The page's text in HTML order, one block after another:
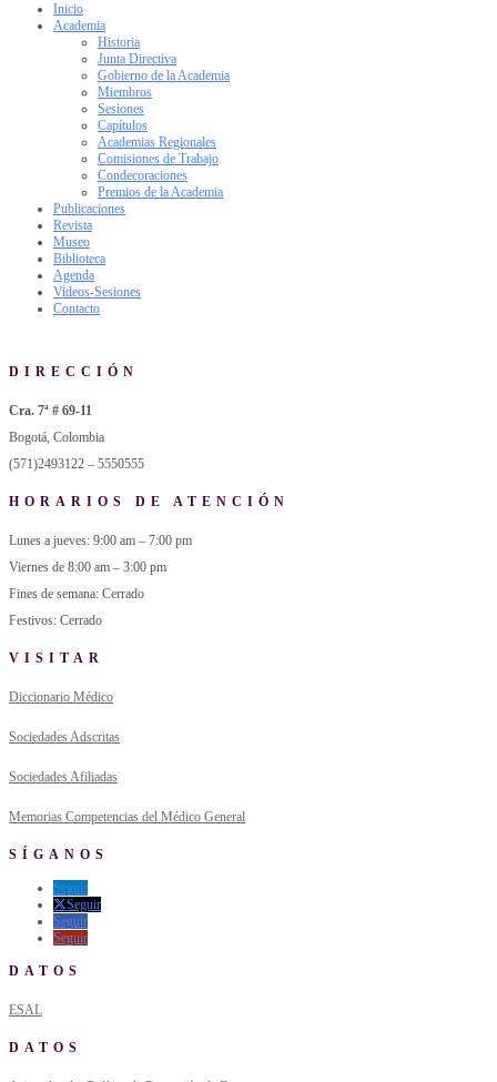
Inicio
Academia
Historia
Junta Directiva
Gobierno de la Academia
Miembros
Sesiones
Capítulos
Academias Regionales
Comisiones de Trabajo
Condecoraciones
Premios de la Academia
Publicaciones
Revista
Museo
Biblioteca
Agenda
Videos-Sesiones
Contacto
DIRECCIÓN
Cra. 7ª # 69-11
Bogotá, Colombia
(571)2493122 – 5550555
HORARIOS DE ATENCIÓN
Lunes a jueves: 9:00 am – 7:00 pm
Viernes de 8:00 am – 3:00 pm
Fines de semana: Cerrado
Festivos: Cerrado
VISITAR
Diccionario Médico
Sociedades Adscritas
Sociedades Afiliadas
Memorias Competencias del Médico General
SÍGANOS
Seguir
Seguir
Seguir
Seguir
DATOS
ESAL
DATOS